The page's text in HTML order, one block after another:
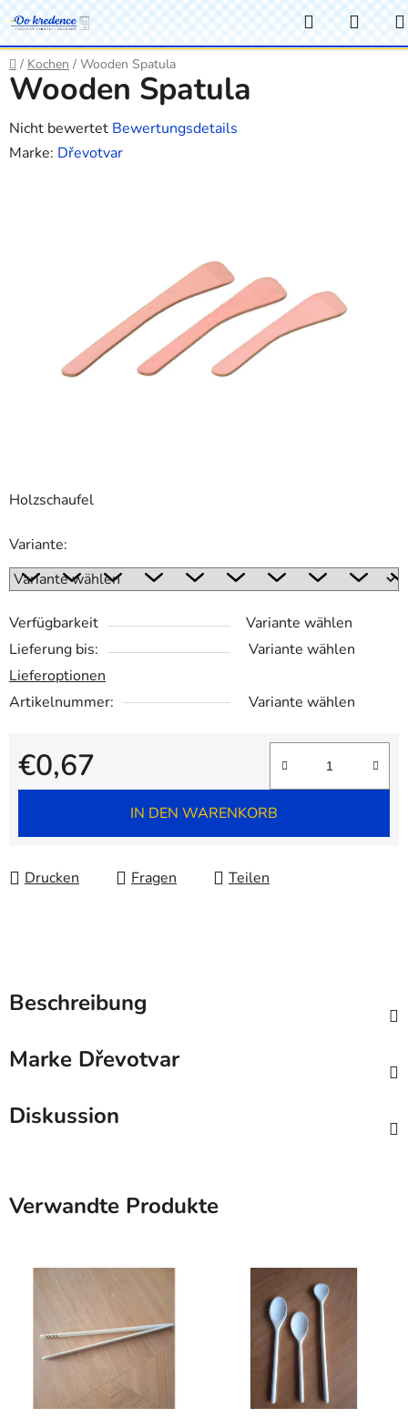
Zum
Inhalt
springen
Suchen
Startseite
/ Kochen / Wooden Spatula
Holzschaufel
Variante:
Verfügbarkeit
Variante wählen
Lieferung bis:
Variante wählen
Lieferoptionen
Artikelnummer:
Variante wählen
€0,67
Verkaufspreis:
IN DEN WARENKORB
Drucken Fragen Teilen
Wooden Spatula
Die
durchschnittliche
Nicht bewertet Bewertungsdetails
Marke: Dřevotvar
Beschreibung
Marke Dřevotvar
Diskussion
Verwandte Produkte